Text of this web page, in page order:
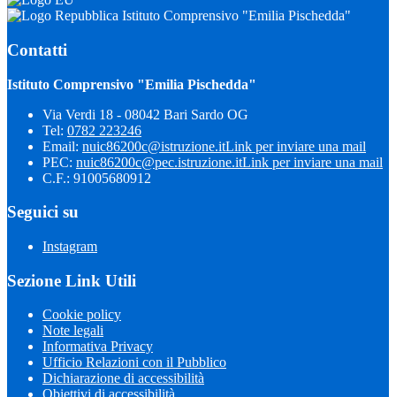
Istituto Comprensivo "Emilia Pischedda"
Contatti
Istituto Comprensivo "Emilia Pischedda"
Via Verdi 18 - 08042 Bari Sardo OG
Tel: 0782 223246
Email: nuic86200c@istruzione.itLink per inviare una mail
PEC: nuic86200c@pec.istruzione.itLink per inviare una mail
C.F.: 91005680912
Seguici su
Instagram
Sezione Link Utili
Cookie policy
Note legali
Informativa Privacy
Ufficio Relazioni con il Pubblico
Dichiarazione di accessibilità